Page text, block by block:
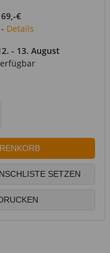
69,-€
Details
- 13. August
SETZEN